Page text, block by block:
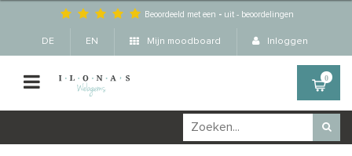
Beoordeeld met een - uit -beoordelingen
DE EN Mijn moodboard Inloggen
0